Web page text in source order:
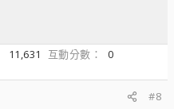
11,631 互動分數
0
#8